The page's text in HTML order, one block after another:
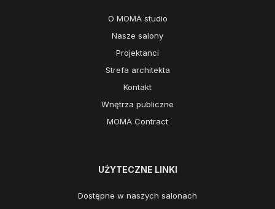
O MOMA studio
Nasze salony
Projektanci
Strefa architekta
Kontakt
Wnętrza publiczne
MOMA Contract
UŻYTECZNE LINKI
Dostępne w naszych salonach